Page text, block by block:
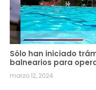
Sólo han iniciado
balnearios para
marzo 12, 2024